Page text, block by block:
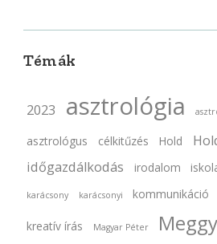
Témák
2023 asztrológia
asztrológus célkitűzés Hold
időgazdálkodás
irodalom
karácsony karácsonyi kommunikáció
kreatív írás Magyar Péter